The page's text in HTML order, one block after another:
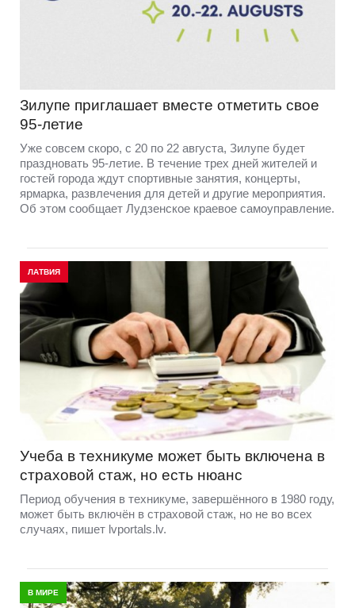
Зилупе приглашает вместе отметить свое
95-летие
Уже совсем скоро, с 20 по 22 августа, Зилупе будет
праздновать 95-летие. В течение трех дней жителей и
гостей города ждут спортивные занятия, концерты,
ярмарка, развлечения для детей и другие мероприятия.
Об этом сообщает Лудзенское краевое самоуправление.
ЛАТВИЯ
Учеба в техникуме может быть включена в
страховой стаж, но есть нюанс
Период обучения в техникуме, завершённого в 1980 году,
может быть включён в страховой стаж, но не во всех
случаях, пишет lvportals.lv.
В МИРЕ